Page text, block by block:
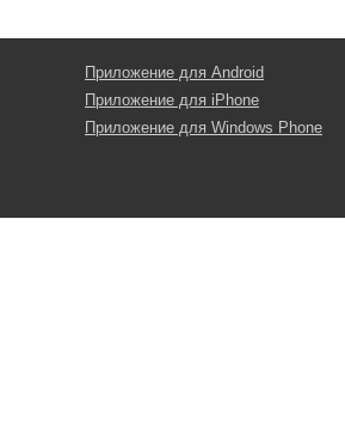
Приложение для Android
Приложение для iPhone
Приложение для Windows Phone